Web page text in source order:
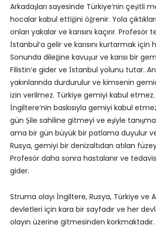
Arkadaşları sayesinde Türkiye’nin çeşitli
hocalar kabul ettiğini öğrenir. Yola
onları yakalar ve karısını kaçırır. Profesör
İstanbul’a gelir ve karısını kurtarmak için
Sonunda dileğine kavuşur ve karısı bir
Filistin’e gider ve İstanbul yolunu tutar.
yakınlarında durdurulur ve kimsenin
izin verilmez. Türkiye gemiyi kabul etmez.
İngiltere’nin baskısıyla gemiyi kabul
gün Şile sahiline gitmeyi ve eşiyle
ama bir gün büyük bir patlama duyulur
Rusya, gemiyi bir denizaltıdan atılan
Profesör daha sonra hastalanır ve
gider.
Struma olayı İngiltere, Rusya, Türkiye ve
devletleri için kara bir sayfadır ve her
olayın üzerine gitmesinden